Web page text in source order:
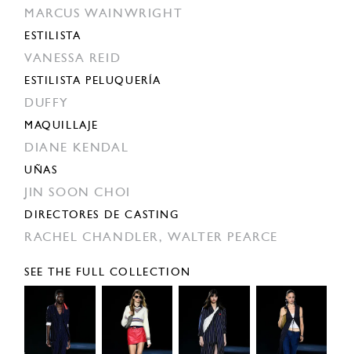
MARCUS WAINWRIGHT
ESTILISTA
VANESSA REID
ESTILISTA PELUQUERÍA
DUFFY
MAQUILLAJE
DIANE KENDAL
UÑAS
JIN SOON CHOI
DIRECTORES DE CASTING
RACHEL CHANDLER,WALTER PEARCE
SEE THE FULL COLLECTION